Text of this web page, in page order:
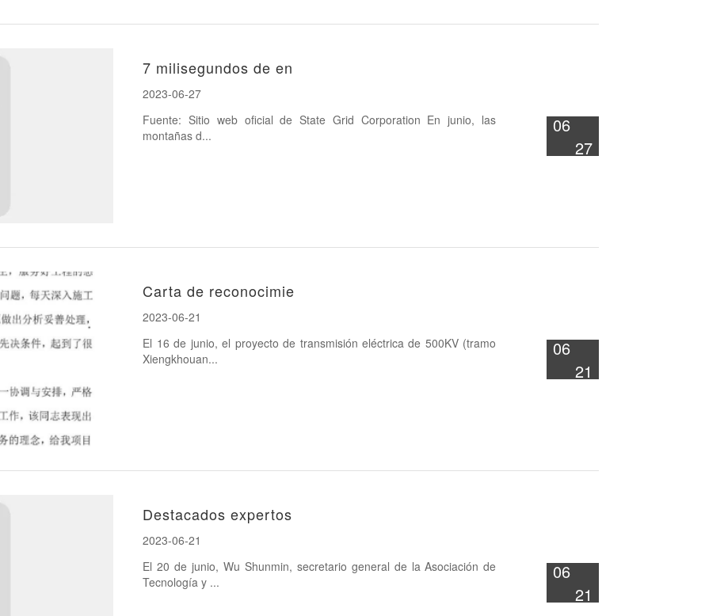
7 milisegundos de en
2023-06-27
Fuente: Sitio web oficial de State Grid Corporation En junio, las
montañas d...
06
27
Carta de reconocimie
2023-06-21
El 16 de junio, el proyecto de transmisión eléctrica de 500KV (tramo
Xiengkhouan...
06
21
Destacados expertos
2023-06-21
El 20 de junio, Wu Shunmin, secretario general de la Asociación de
Tecnología y ...
06
21